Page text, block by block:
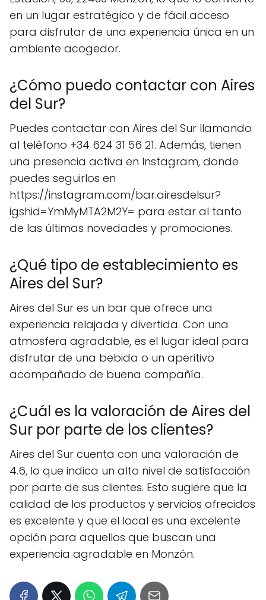
en un lugar estratégico y de fácil acceso
para disfrutar de una experiencia única en un
ambiente acogedor.
¿Cómo puedo contactar con Aires
del Sur?
Puedes contactar con Aires del Sur llamando
al teléfono +34 624 31 56 21. Además, tienen
una presencia activa en Instagram, donde
puedes seguirlos en
https://instagram.com/bar.airesdelsur?
igshid=YmMyMTA2M2Y= para estar al tanto
de las últimas novedades y promociones.
¿Qué tipo de establecimiento es
Aires del Sur?
Aires del Sur es un bar que ofrece una
experiencia relajada y divertida. Con una
atmosfera agradable, es el lugar ideal para
disfrutar de una bebida o un aperitivo
acompañado de buena compañía.
¿Cuál es la valoración de Aires del
Sur por parte de los clientes?
Aires del Sur cuenta con una valoración de
4.6, lo que indica un alto nivel de satisfacción
por parte de sus clientes. Esto sugiere que la
calidad de los productos y servicios ofrecidos
es excelente y que el local es una excelente
opción para aquellos que buscan una
experiencia agradable en Monzón.